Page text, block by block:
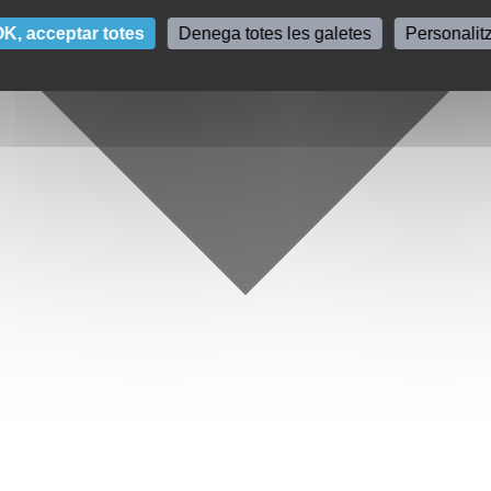
acceptar totes Denega totes les galetes